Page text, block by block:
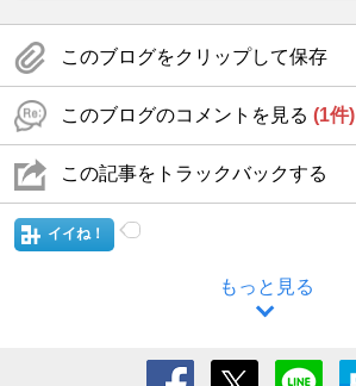
このブログをクリップして保存
このブログのコメントを見る (1件)
この記事をトラックバックする
イイね！
もっと見る